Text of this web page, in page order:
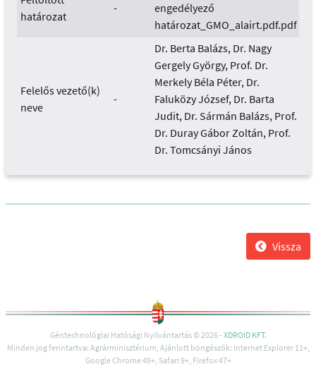
határozat
-
engedélyező
határozat_GMO_alairt.pdf.pdf
Felelős vezető(k)
neve
-
Dr. Berta Balázs, Dr. Nagy
Gergely György, Prof. Dr.
Merkely Béla Péter, Dr.
Faluközy József, Dr. Barta
Judit, Dr. Sármán Balázs, Prof.
Dr. Duray Gábor Zoltán, Prof.
Dr. Tomcsányi János
Vissza
Géntechnológiai Hatósági Nyilvántartás © 2026 - XDROID KFT.
Minden jog fenntartva: Agrárminisztérium, Ajánlott böngészők: Internet Explorer 11+,
Google Chrome 49+, Safari 9+, Firefox 47+